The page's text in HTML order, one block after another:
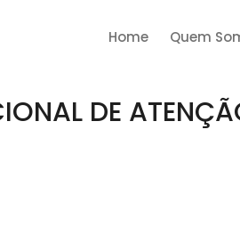
Home Quem
DE